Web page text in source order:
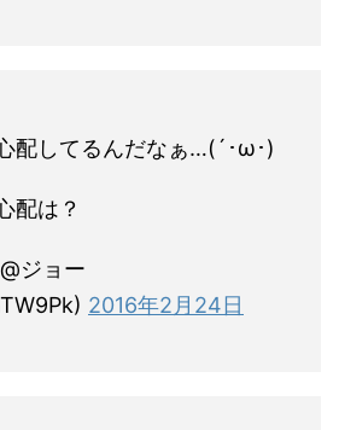
配してるんだなぁ…(´･ω･)
配は？
ジョー
2016年2月24日